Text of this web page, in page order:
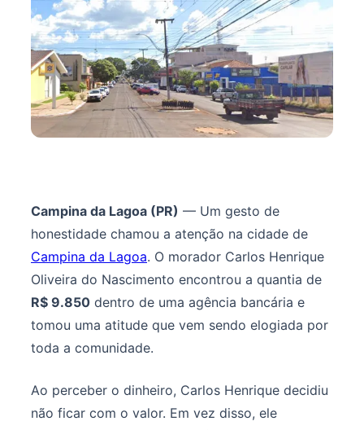
Campina da Lagoa (PR) — Um gesto de
honestidade chamou a atenção na cidade de
Campina da Lagoa. O morador Carlos Henrique
Oliveira do Nascimento encontrou a quantia de
R$ 9.850 dentro de uma agência bancária e
tomou uma atitude que vem sendo elogiada por
toda a comunidade.
Ao perceber o dinheiro, Carlos Henrique decidiu
não ficar com o valor. Em vez disso, ele